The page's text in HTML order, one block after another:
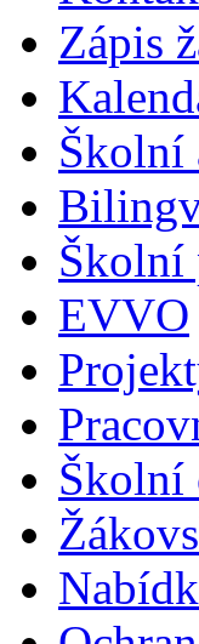
Zápis
Školní
Školní
EVVO
Školní